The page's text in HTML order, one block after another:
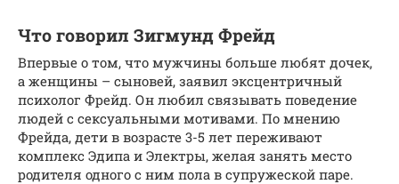
Что говорил Зигмунд Фрейд
Впервые о том, что мужчины больше любят дочек,
а женщины – сыновей, заявил эксцентричный
психолог Фрейд. Он любил связывать поведение
людей с сексуальными мотивами. По мнению
Фрейда, дети в возрасте 3-5 лет переживают
комплекс Эдипа и Электры, желая занять место
родителя одного с ним пола в супружеской паре.